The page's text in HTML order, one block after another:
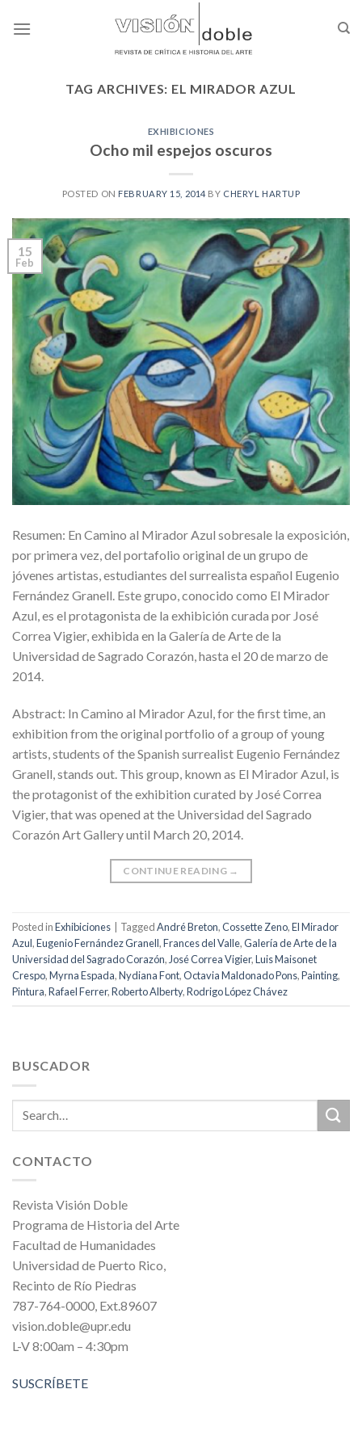
TAG ARCHIVES: EL MIRADOR AZUL
EXHIBICIONES
Ocho mil espejos oscuros
POSTED ON FEBRUARY 15, 2014 BY CHERYL HARTUP
15
Feb
Resumen: En Camino al Mirador Azul sobresale la exposición,
por primera vez, del portafolio original de un grupo de
jóvenes artistas, estudiantes del surrealista español Eugenio
Fernández Granell. Este grupo, conocido como El Mirador
Azul, es el protagonista de la exhibición curada por José
Correa Vigier, exhibida en la Galería de Arte de la
Universidad de Sagrado Corazón, hasta el 20 de marzo de
2014.
Abstract: In Camino al Mirador Azul, for the first time, an
exhibition from the original portfolio of a group of young
artists, students of the Spanish surrealist Eugenio Fernández
Granell, stands out. This group, known as El Mirador Azul, is
the protagonist of the exhibition curated by José Correa
Vigier, that was opened at the Universidad del Sagrado
Corazón Art Gallery until March 20, 2014.
CONTINUE READING →
Posted inExhibiciones TaggedAndré Breton,Cossette Zeno,El Mirador
Azul,Eugenio Fernández Granell,Frances del Valle,Galería de Arte de la
Universidad del Sagrado Corazón, José Correa Vigier,Luis Maisonet
Crespo,Myrna Espada,Nydiana Font,Octavia Maldonado Pons,Painting,
Pintura,Rafael Ferrer,Roberto Alberty,Rodrigo López Chávez
BUSCADOR
CONTACTO
Revista Visión Doble
Programa de Historia del Arte
Facultad de Humanidades
Universidad de Puerto Rico,
Recinto de Río Piedras
787-764-0000, Ext.89607
vision.doble@upr.edu
L-V 8:00am – 4:30pm
SUSCRÍBETE